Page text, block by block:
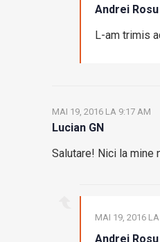
Andrei Rosu
L-am trimis
Lucian GN
MAI 19, 2016 LA 9:17 AM
Salutare! Nici la mine
Andrei Rosu
MAI 19, 2016